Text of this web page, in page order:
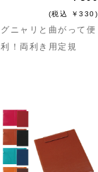
(税込 ￥330)
グニャリと曲がって便
利！両利き用定規